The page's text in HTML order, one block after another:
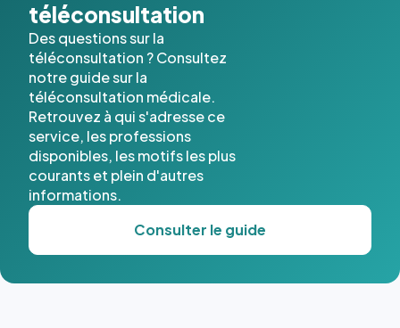
téléconsultation
Des questions sur la
téléconsultation ? Consultez
notre guide sur la
téléconsultation médicale.
Retrouvez à qui s'adresse ce
service, les professions
disponibles, les motifs les plus
courants et plein d'autres
informations.
Consulter le guide